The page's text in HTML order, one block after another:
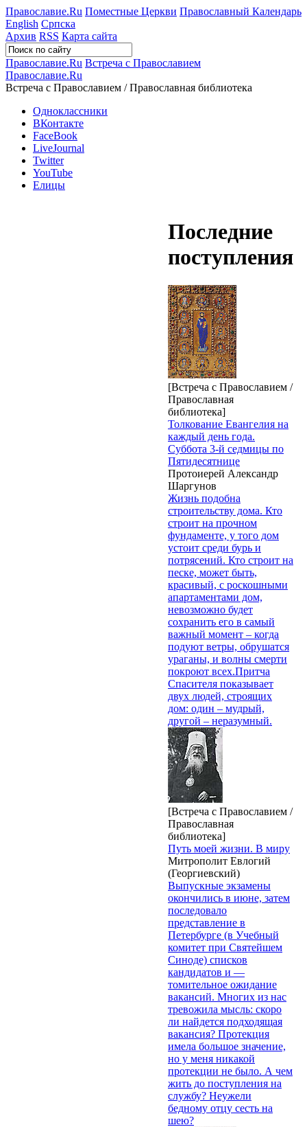
Православие.Ru Поместные Церкви Православный Календарь
English Српска
Архив RSS Карта сайта
Православие.Ru Встреча с Православием
Православие.Ru
Встреча с Православием / Православная библиотека
Одноклассники
ВКонтакте
FaceBook
LiveJournal
Twitter
YouTube
Елицы
Последние
поступления
[Встреча с Православием /
Православная
библиотека]
Толкование Евангелия на
каждый день года.
Суббота 3-й седмицы по
Пятидесятнице
Протоиерей Александр
Шаргунов
Жизнь подобна
строительству дома. Кто
строит на прочном
фундаменте, у того дом
устоит среди бурь и
потрясений. Кто строит на
песке, может быть,
красивый, с роскошными
апартаментами дом,
невозможно будет
сохранить его в самый
важный момент – когда
подуют ветры, обрушатся
ураганы, и волны смерти
покроют всех.Притча
Спасителя показывает
двух людей, строящих
дом: один – мудрый,
другой – неразумный.
[Встреча с Православием /
Православная
библиотека]
Путь моей жизни. В миру
Митрополит Евлогий
(Георгиевский)
Выпускные экзамены
окончились в июне, затем
последовало
представление в
Петербурге (в Учебный
комитет при Святейшем
Синоде) списков
кандидатов и —
томительное ожидание
вакансий. Многих из нас
тревожила мысль: скоро
ли найдется подходящая
вакансия? Протекция
имела большое значение,
но у меня никакой
протекции не было. А чем
жить до поступления на
службу? Неужели
бедному отцу сесть на
шею?